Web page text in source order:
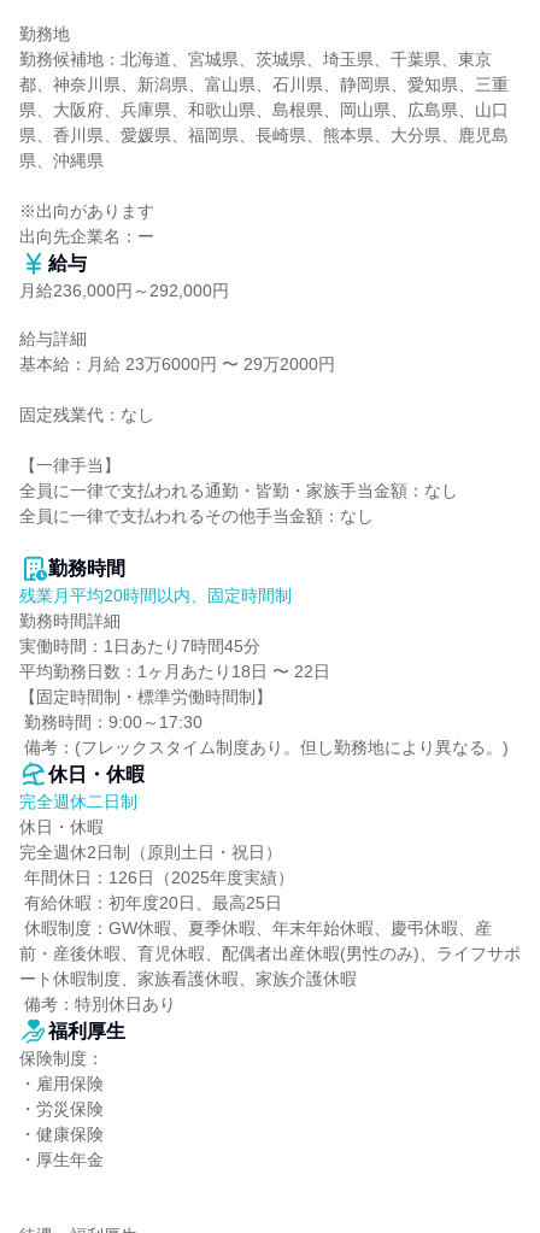
勤務地
勤務候補地：北海道、宮城県、茨城県、埼玉県、千葉県、東京
都、神奈川県、新潟県、富山県、石川県、静岡県、愛知県、三重
県、大阪府、兵庫県、和歌山県、島根県、岡山県、広島県、山口
県、香川県、愛媛県、福岡県、長崎県、熊本県、大分県、鹿児島
県、沖縄県
※出向があります
出向先企業名：ー
給与
月給236,000円～292,000円
給与詳細
基本給：月給 23万6000円 〜 29万2000円
固定残業代：なし
【一律手当】
全員に一律で支払われる通勤・皆勤・家族手当金額：なし
全員に一律で支払われるその他手当金額：なし
勤務時間
残業月平均20時間以内、固定時間制
勤務時間詳細
実働時間：1日あたり7時間45分
平均勤務日数：1ヶ月あたり18日 〜 22日
【固定時間制・標準労働時間制】
備考：(フレックスタイム制度あり。但し勤務地により異なる。)
休日・休暇
完全週休二日制
休日・休暇
完全週休2日制（原則土日・祝日）
前・産後休暇、育児休暇、配偶者出産休暇(男性のみ)、ライフサポ
ート休暇制度、家族看護休暇、家族介護休暇
備考：特別休日あり
福利厚生
保険制度：
・雇用保険
・労災保険
・健康保険
・厚生年金